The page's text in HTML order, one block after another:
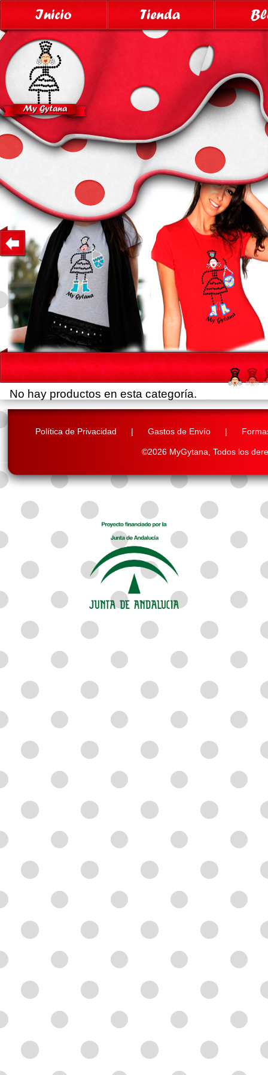
No hay productos en esta categoría.
Política de Privacidad | Gastos de Envío |
©2026 MyGytana, Todos los